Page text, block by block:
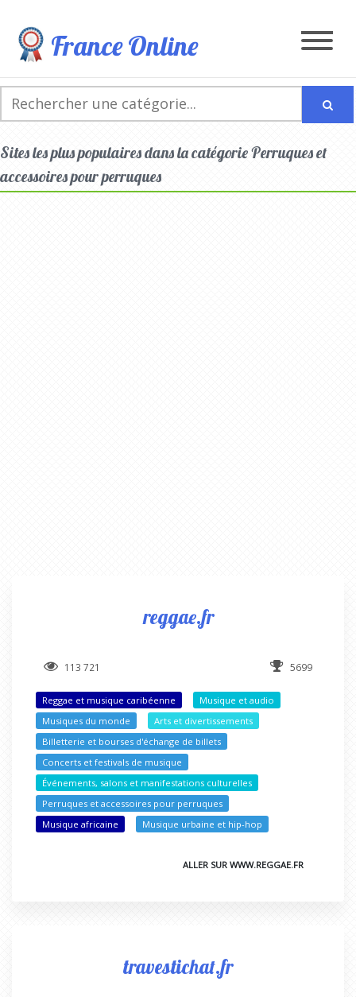
France Online
Sites les plus populaires dans la catégorie Perruques et
accessoires pour perruques
reggae.fr
113 721 5699
Reggae et musique caribéenne
Musique et audio
Musiques du monde
Arts et divertissements
Billetterie et bourses d'échange de billets
Concerts et festivals de musique
Événements, salons et manifestations culturelles
Perruques et accessoires pour perruques
Musique africaine
Musique urbaine et hip-hop
ALLER SUR WWW.REGGAE.FR
travestichat.fr